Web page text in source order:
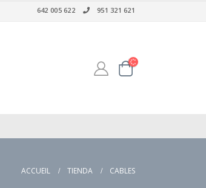
642 005 622 951 321 621
ACCUEIL TIENDA CABLES